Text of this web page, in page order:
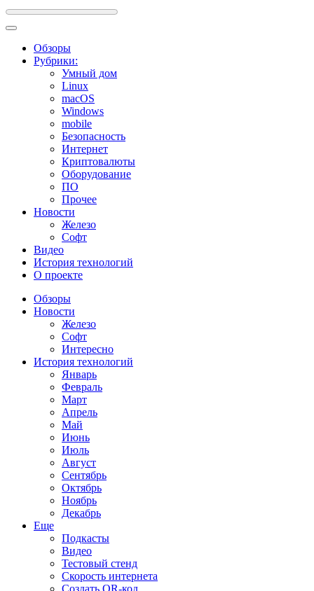
Обзоры
Рубрики:
Умный дом
Linux
macOS
Windows
mobile
Безопасность
Интернет
Криптовалюты
Оборудование
ПО
Прочее
Новости
Железо
Софт
Видео
История технологий
О проекте
Обзоры
Новости
Железо
Софт
Интересно
История технологий
Январь
Февраль
Март
Апрель
Май
Июнь
Июль
Август
Сентябрь
Октябрь
Ноябрь
Декабрь
Еще
Подкасты
Видео
Тестовый стенд
Скорость интернета
Создать QR-код